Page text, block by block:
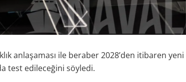
anlaşaması ile beraber 2028’den itibaren
test edileceğini söyledi.